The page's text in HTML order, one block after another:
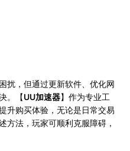
扰，但通过更新软件、优化网
。【UU加速器】作为专业工
升购买体验，无论是日常交易
方法，玩家可顺利克服障碍，